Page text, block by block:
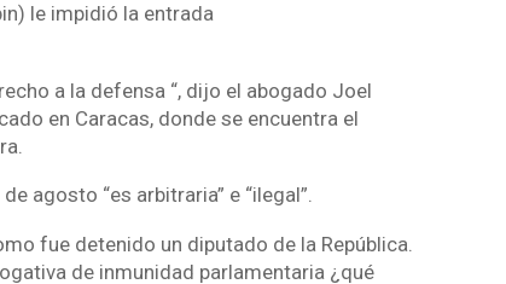
le impidió la entrada
a la defensa “, dijo el abogado Joel
en Caracas, donde se encuentra el
agosto “es arbitraria” e “ilegal”.
fue detenido un diputado de la República.
de inmunidad parlamentaria ¿qué